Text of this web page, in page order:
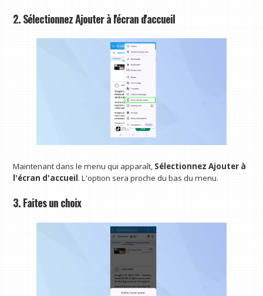
2. Sélectionnez Ajouter à l'écran d'accueil
Maintenant dans le menu qui apparaît, Sélectionnez Ajouter à
l'écran d'accueil . L'option sera proche du bas du menu.
3. Faites un choix